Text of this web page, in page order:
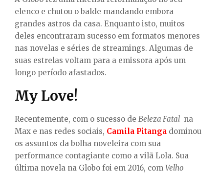
elenco e chutou o balde mandando embora
grandes astros da casa. Enquanto isto, muitos
deles encontraram sucesso em formatos menores
nas novelas e séries de streamings. Algumas de
suas estrelas voltam para a emissora após um
longo período afastados.
My Love!
Recentemente, com o sucesso de Beleza Fatal na
Max e nas redes sociais, Camila Pitanga dominou
os assuntos da bolha noveleira com sua
performance contagiante como a vilã Lola. Sua
última novela na Globo foi em 2016, com Velho